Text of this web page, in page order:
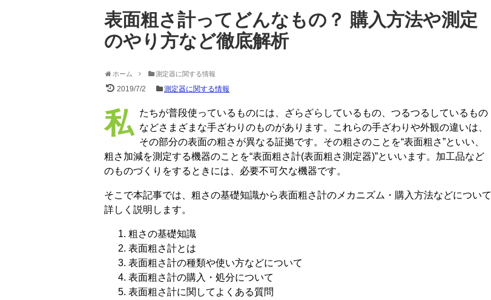
表面粗さ計ってどんなもの？ 購入方法や測定
のやり方など徹底解析
ホーム 測定器に関する情報
2019/7/2 測定器に関する情報
私たちが普段使っているものには、ざらざらしているもの、つるつるしているもの
などさまざまな手ざわりのものがあります。これらの手ざわりや外観の違いは、
その部分の表面の粗さが異なる証拠です。その粗さのことを“表面粗さ”といい、
粗さ加減を測定する機器のことを“表面粗さ計(表面粗さ測定器)”といいます。加工品など
のものづくりをするときには、必要不可欠な機器です。
そこで本記事では、粗さの基礎知識から表面粗さ計のメカニズム・購入方法などについて
詳しく説明します。
粗さの基礎知識
表面粗さ計とは
表面粗さ計の種類や使い方などについて
表面粗さ計の購入・処分について
表面粗さ計に関してよくある質問